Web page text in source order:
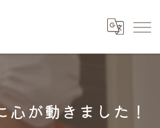
心が動きました！